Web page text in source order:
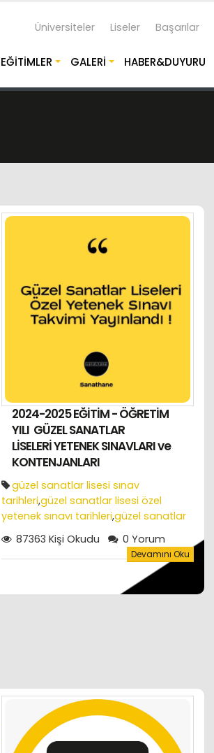
Üniversiteler Liseler Başarılar
EĞITIMLER GALERI HABER&DUYURU
2024-2025 EĞİTİM - ÖĞRETİM
YILI GÜZEL SANATLAR
LİSELERİ YETENEK SINAVLARI ve
KONTENJANLARI
güzel sanatlar lisesi sınav
tarihleri,güzel sanatlar lisesi özel
yetenek sınavı tarihleri,güzel sanatlar
lisesi özel yetenek sınavında gerekli
araç ve gereçler,özel yetenek sınavı
2022 yılı özel yetenek sınavı
sonuçları,güzel sanatlar lisesi yetenek
87363 Kişi Okudu 0 Yorum
Devamını Oku